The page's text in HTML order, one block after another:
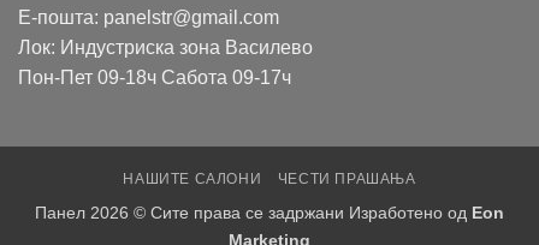
Е-пошта: panelstr@gmail.com
Лок: Индустриска зона Василево
Пон-Пет 09-18ч Сабота 09-17ч
НАШИТЕ САЛОНИ ЧЕСТИ ПРАШАЊА
Панел 2026 © Сите права се задржани Изработено од Eon
Marketing